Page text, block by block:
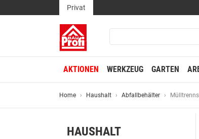
Privat
AKTIONEN WERKZEUG GARTEN
Home Haushalt Abfallbehälter
HAUSHALT